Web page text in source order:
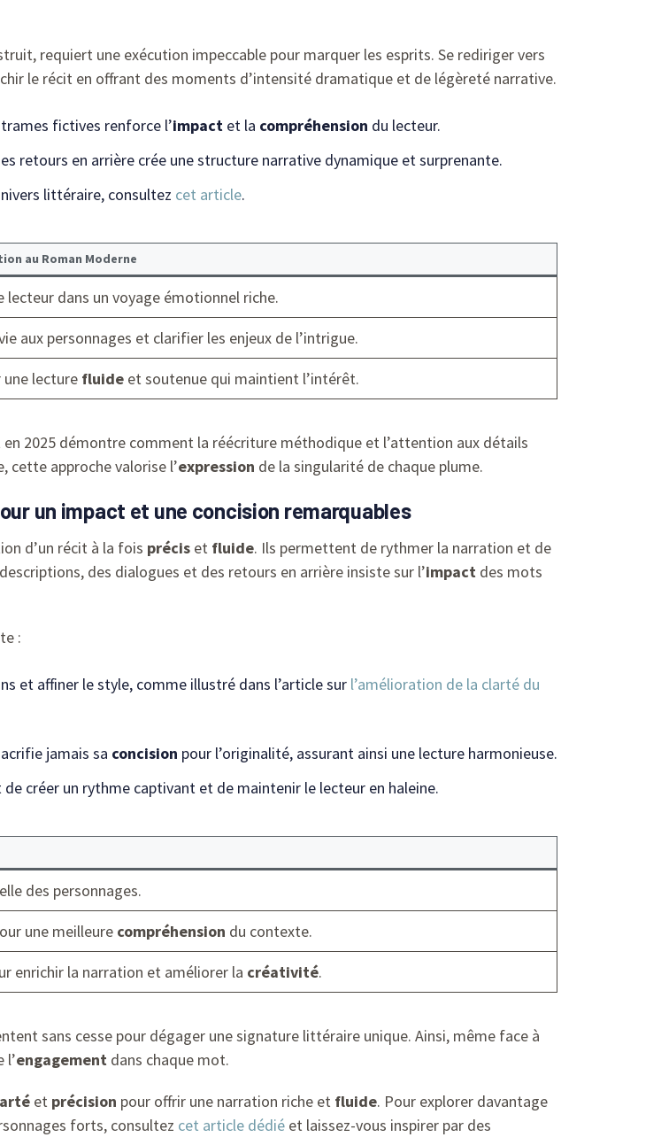
requiert une exécution impeccable pour marquer les esprits. Se rediriger vers
le récit en offrant des moments d’intensité dramatique et de légèreté narrative.
fictives renforce l’impact et la compréhension du lecteur.
retours en arrière crée une structure narrative dynamique et surprenante.
littéraire, consultez cet article.
au Roman Moderne
lecteur dans un voyage émotionnel riche.
aux personnages et clarifier les enjeux de l’intrigue.
une lecture fluide et soutenue qui maintient l’intérêt.
2025 démontre comment la réécriture méthodique et l’attention aux détails
approche valorise l’expression de la singularité de chaque plume.
un impact et une concision remarquables
d’un récit à la fois précis et fluide. Ils permettent de rythmer la narration et de
des dialogues et des retours en arrière insiste sur l’impact des mots
:
et affiner le style, comme illustré dans l’article sur l’amélioration de la clarté du
jamais sa concision pour l’originalité, assurant ainsi une lecture harmonieuse.
créer un rythme captivant et de maintenir le lecteur en haleine.
des personnages.
une meilleure compréhension du contexte.
enrichir la narration et améliorer la créativité.
sans cesse pour dégager une signature littéraire unique. Ainsi, même face à
l’engagement dans chaque mot.
et précision pour offrir une narration riche et fluide. Pour explorer davantage
forts, consultez cet article dédié et laissez-vous inspirer par des